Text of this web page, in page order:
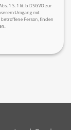
1 S. 1 lit. b DSGVO zur
Umgang mit
Person, finden